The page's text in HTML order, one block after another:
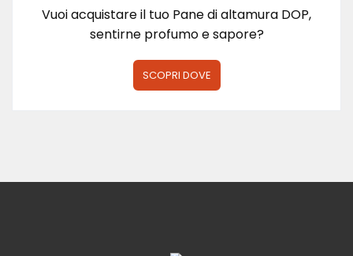
Vuoi acquistare il tuo Pane di altamura DOP,
sentirne profumo e sapore?
SCOPRI DOVE